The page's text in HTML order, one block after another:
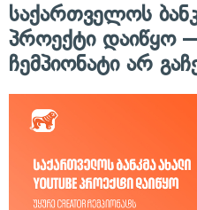
საქართველოს
პროექტი დაიწყო
ჩემპიონატი არ